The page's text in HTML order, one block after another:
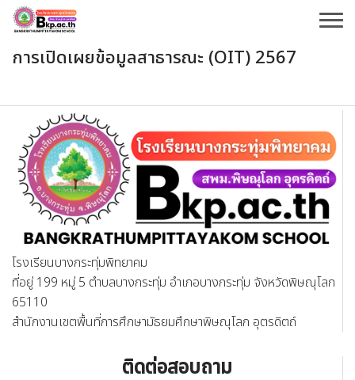
Skip
การเปิดเผยข้อมูลสาธารณะ (OIT) 2567
โรงเรียนบางกระทุ่มพิทยาคม
ที่อยู่ 199 หมู่ 5 ตำบลบางกระทุ่ม อำเภอบางกระทุ่ม จังหวัดพิษณุโลก
65110
สำนักงานเขตพื้นที่การศึกษามัธยมศึกษาพิษณุโลก อุตรดิตถ์
ติดต่อสอบถาม